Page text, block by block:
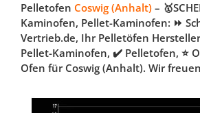
Pelletofen Coswig (Anhalt) –
Kaminofen, Pellet-Kaminofen: ⏩
Vertrieb.de, Ihr Pelletöfen
Pellet-Kaminofen, ✔️ Pelletofen, ⭐
Ofen für Coswig (Anhalt). Wir